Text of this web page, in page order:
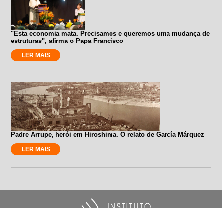
"Esta economia mata. Precisamos e queremos uma mudança de
estruturas", afirma o Papa Francisco
LER MAIS
Padre Arrupe, herói em Hiroshima. O relato de García Márquez
LER MAIS